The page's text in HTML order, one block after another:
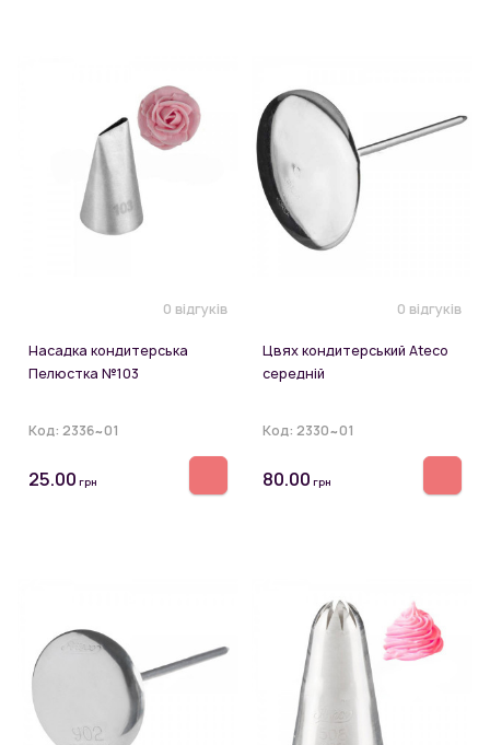
0 відгуків
Насадка кондитерська
Пелюстка №103
Код: 2336~01
25.00 грн
0 відгуків
Цвях кондитерський Ateco
середній
Код: 2330~01
80.00 грн